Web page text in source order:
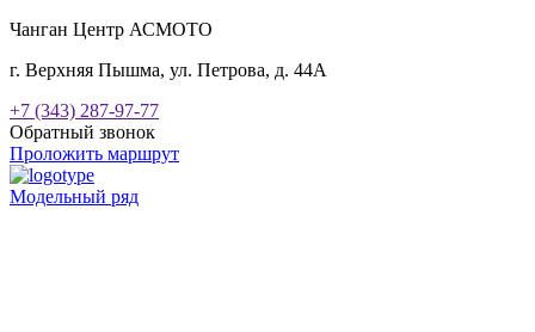
Чанган Центр АСМОТО
г. Верхняя Пышма, ул. Петрова, д. 44А
+7 (343) 287-97-77
Обратный звонок
Проложить маршрут
Модельный ряд